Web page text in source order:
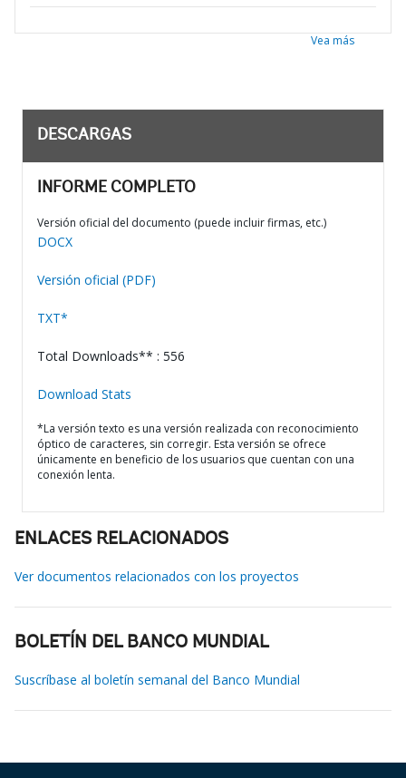
Vea más
DESCARGAS
INFORME COMPLETO
Versión oficial del documento (puede incluir firmas, etc.)
DOCX
Versión oficial (PDF)
TXT*
Total Downloads** : 556
Download Stats
*La versión texto es una versión realizada con reconocimiento
óptico de caracteres, sin corregir. Esta versión se ofrece
únicamente en beneficio de los usuarios que cuentan con una
conexión lenta.
ENLACES RELACIONADOS
Ver documentos relacionados con los proyectos
BOLETÍN DEL BANCO MUNDIAL
Suscríbase al boletín semanal del Banco Mundial